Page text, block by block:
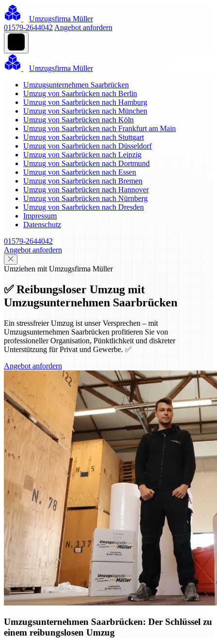
Umzugsfirma Müller
01579-2644042 Angebot anfordern
Umzugsfirma Müller
Umzugsunternehmen Saarbrücken
Umzug von Saarbrücken nach Berlin
Umzug von Saarbrücken nach Hamburg
Umzug von Saarbrücken nach München
Umzug von Saarbrücken nach Köln
Umzug von Saarbrücken nach Frankfurt am Main
Umzug von Saarbrücken nach Stuttgart
Umzug von Saarbrücken nach Düsseldorf
Umzug von Saarbrücken nach Leipzig
Umzug von Saarbrücken nach Dortmund
Umzug von Saarbrücken nach Essen
Umzug von Saarbrücken nach Bremen
Umzug von Saarbrücken nach Hannover
Umzug von Saarbrücken nach Nürnberg
Umzug von Saarbrücken nach Dresden
Impressum
Datenschutz
01579-2644042
Angebot anfordern
Umziehen mit Umzugsfirma Müller
✅ Reibungsloser Umzug mit
Umzugsunternehmen Saarbrücken
Ein stressfreier Umzug ist unser Versprechen – mit
Umzugsunternehmen Saarbrücken profitieren Sie von
professioneller Organisation, Pünktlichkeit und diskreter
Unterstützung für Privat und Gewerbe. ✅
Angebot anfordern
Umzugsunternehmen Saarbrücken: Der Schlüssel zu
einem reibungslosen Umzug